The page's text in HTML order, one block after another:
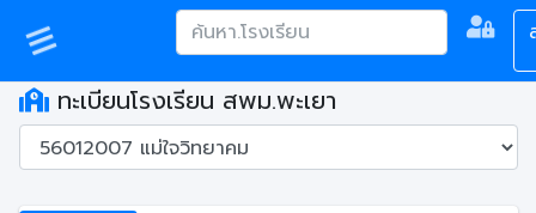
ทะเบียนโรงเรียน สพม.พะเยา